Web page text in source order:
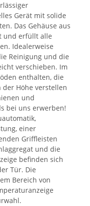
Gerät mit solide
Das Gehäuse aus
und erfüllt alle
Idealerweise
Reinigung und die
verschieben. Im
enthalten, die
Höhe verstellen
und
bei uns erwerben!
einer
Griffleisten
und die
befinden sich
Tür. Die
Bereich von